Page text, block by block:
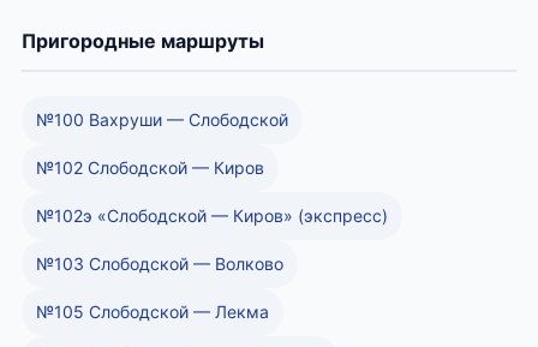
Пригородные маршруты
№100 Вахруши — Слободской
№102 Слободской — Киров
№102э «Слободской — Киров» (экспресс)
№103 Слободской — Волково
№105 Слободской — Лекма